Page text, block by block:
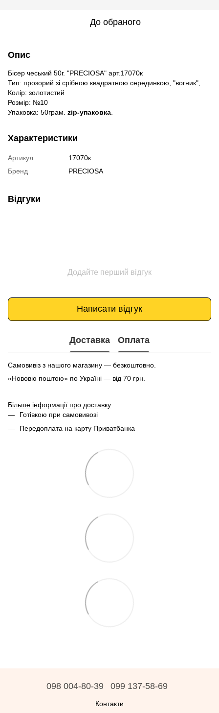
До обраного
Опис
Бісер чеський 50г. "PRECIOSA" арт.17070к
Тип: прозорий зі срібною квадратною серединкою, "вогник",
Колір: золотистий
Розмір: №10
Упаковка: 50грам. zip-упаковка
Характеристики
Артикул
17070к
Бренд
PRECIOSA
Відгуки
Додайте перший відгук
Написати відгук
Доставка Оплата
Самовивіз з нашого магазину — безкоштовно.
«Нововю поштою» по Україні — від 70 грн.
Більше інформації про доставку
Готівкою при самовивозі
Передоплата на карту Приватбанка
098 004-80-39 099 137-58-69
Контакти